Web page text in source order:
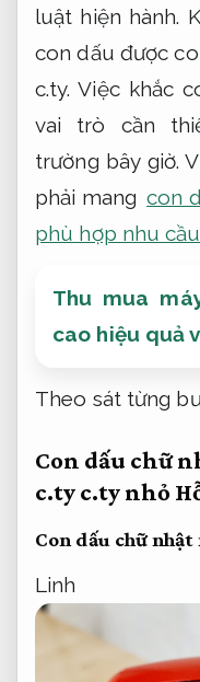
luật hiện hành.
con dấu được
c.ty. Việc khắc
vai trò cần
trường bây giờ.
phải mang con
phù hợp nhu
Thu mua
cao hiệu quả
Theo sát từng
Con dấu chữ
c.ty c.ty nhỏ
Con dấu chữ